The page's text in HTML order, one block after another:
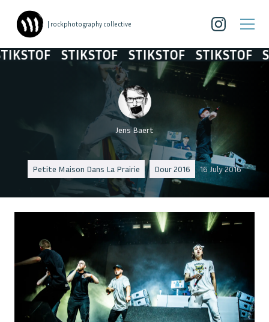
| rockphotography collective
STIKSTOF STIKSTOF STIKSTOF
Jens Baert
Petite Maison Dans La Prairie Dour 2016 16 July 2016